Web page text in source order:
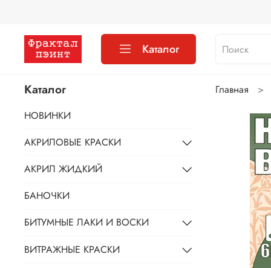
Каталог
Главная
Каталог
НОВИНКИ
АКРИЛОВЫЕ КРАСКИ
АКРИЛ ЖИДКИЙ
БАНОЧКИ
БИТУМНЫЕ ЛАКИ И ВОСКИ
ВИТРАЖНЫЕ КРАСКИ